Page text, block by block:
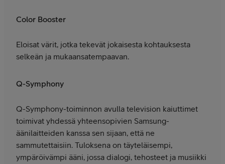
Color Booster
Eloisat värit, jotka tekevät jokaisesta kohtauksesta
selkeän ja mukaansatempaavan.
Q-Symphony
Q-Symphony-toiminnon avulla television kaiuttimet
toimivat yhdessä yhteensopivien Samsung-
äänilaitteiden kanssa sen sijaan, että ne
sammutettaisiin. Tuloksena on täyteläisempi,
ympäröivämpi ääni, jossa dialogi, tehosteet ja musiikki